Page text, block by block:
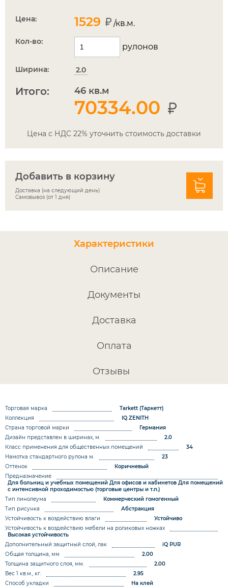
Цена: 1529 /кв.м.
Кол-во:
рулонов
Ширина: 2.0
Итого: 46 кв.м
70334.00
Цена с НДС 22% уточнить стоимость доставки
Добавить в корзину
Доставка (на следующий день)
Самовывоз (от 1 дня)
Характеристики
Описание
Документы
Доставка
Оплата
Отзывы
Торговая марка
Tarkett (Таркетт)
Коллекция
IQ ZENITH
Страна торговой марки
Германия
Дизайн представлен в ширинах, м.
2.0
Класс применения для общественных помещений
34
Намотка стандартного рулона м.
23
Оттенок
Коричневый
Предназначение
Для больниц и учебных помещений Для офисов и кабинетов Для помещений
с интенсивной проходимостью (торговые центры и т.п.)
Тип линолеума
Коммерческий гомогенный
Тип рисунка
Абстракция
Устойчивость к воздействию влаги
Устойчиво
Устойчивость к воздействию мебели на роликовых ножках
Высокая устойчивость
Дополнительный защитный слой, лак
iQ PUR
Общая толщина, мм
2.00
Толщина защитного слоя, мм.
2.00
Вес 1 кв.м., кг.
2.95
Способ укладки
На клей